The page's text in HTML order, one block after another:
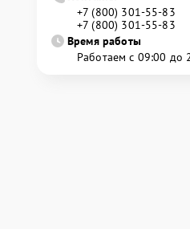
+7 (800) 301-55-83
+7 (800) 301-55-83
Время работы
Работаем с 09:00 до